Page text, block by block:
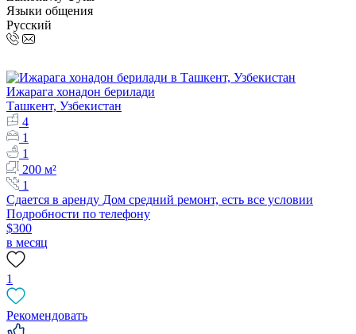
Языки общения
Русский
Ижарага хонадон берилади
Ташкент, Узбекистан
4
1
1
200 м²
1
Сдается в аренду Дом средний ремонт, есть все условии
Подробности по телефону
$300
в месяц
1
Рекомендовать